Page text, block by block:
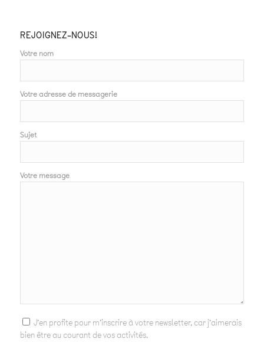
REJOIGNEZ-NOUS!
Votre nom
Votre adresse de messagerie
Sujet
Votre message
J'en profite pour m'inscrire à votre newsletter, car j'aimerais
bien être au courant de vos activités.